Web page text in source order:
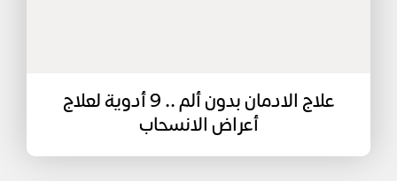
علاج الادمان بدون ألم .. 9 أدوية لعلاج
أعراض الانسحاب